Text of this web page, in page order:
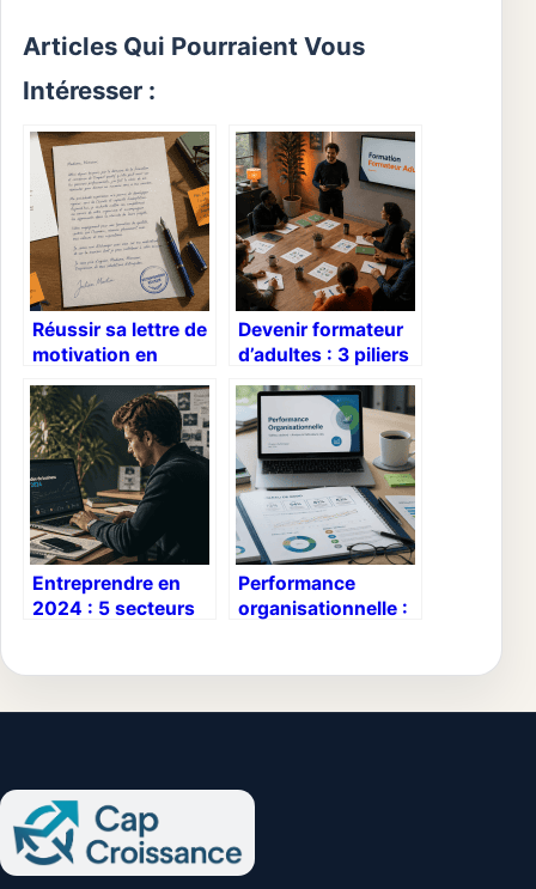
Articles Qui Pourraient Vous
Intéresser :
Réussir sa lettre de
motivation en
reconversion :
transformer son
parcours en atout
Devenir formateur
d’adultes : 3 piliers
pour transformer
votre expertise en
savoir
transmissible
Entreprendre en
2024 : 5 secteurs
Performance
organisationnelle :
objectifs de